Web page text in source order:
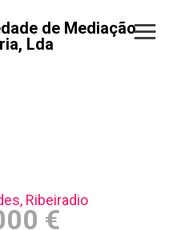
Ribeiradio
€